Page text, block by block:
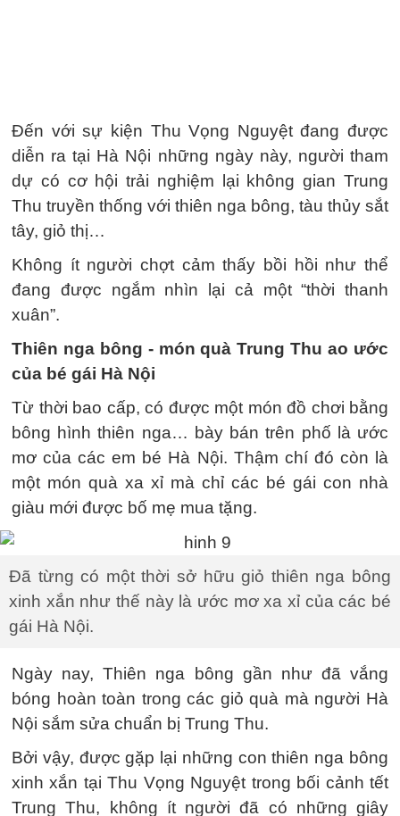
Đến với sự kiện Thu Vọng Nguyệt đang được
diễn ra tại Hà Nội những ngày này, người tham
dự có cơ hội trải nghiệm lại không gian Trung
Thu truyền thống với thiên nga bông, tàu thủy sắt
tây, giỏ thị…
Không ít người chợt cảm thấy bồi hồi như thể
đang được ngắm nhìn lại cả một “thời thanh
xuân”.
Thiên nga bông - món quà Trung Thu ao ước
của bé gái Hà Nội
Từ thời bao cấp, có được một món đồ chơi bằng
bông hình thiên nga… bày bán trên phố là ước
mơ của các em bé Hà Nội. Thậm chí đó còn là
một món quà xa xỉ mà chỉ các bé gái con nhà
giàu mới được bố mẹ mua tặng.
Đã từng có một thời sở hữu giỏ thiên nga bông
xinh xắn như thế này là ước mơ xa xỉ của các bé
gái Hà Nội.
Ngày nay, Thiên nga bông gần như đã vắng
bóng hoàn toàn trong các giỏ quà mà người Hà
Nội sắm sửa chuẩn bị Trung Thu.
Bởi vậy, được gặp lại những con thiên nga bông
xinh xắn tại Thu Vọng Nguyệt trong bối cảnh tết
Trung Thu, không ít người đã có những giây